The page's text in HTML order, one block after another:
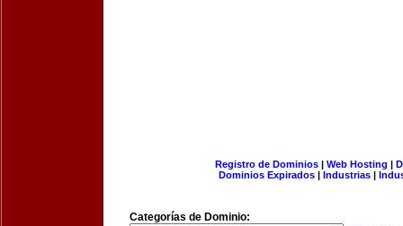
Registro de Dominios| Web Hosting |
Dominios Expirados | Industrias |
Categorías de Dominio: